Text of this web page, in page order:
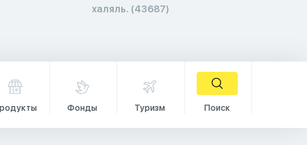
халяль. (43687)
Фонды Туризм Поиск